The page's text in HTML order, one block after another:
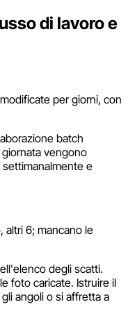
di lavoro e
per giorni, con
batch
vengono
e
altri 6; mancano le
degli scatti.
foto caricate. Istruire il
angoli o si affretta a